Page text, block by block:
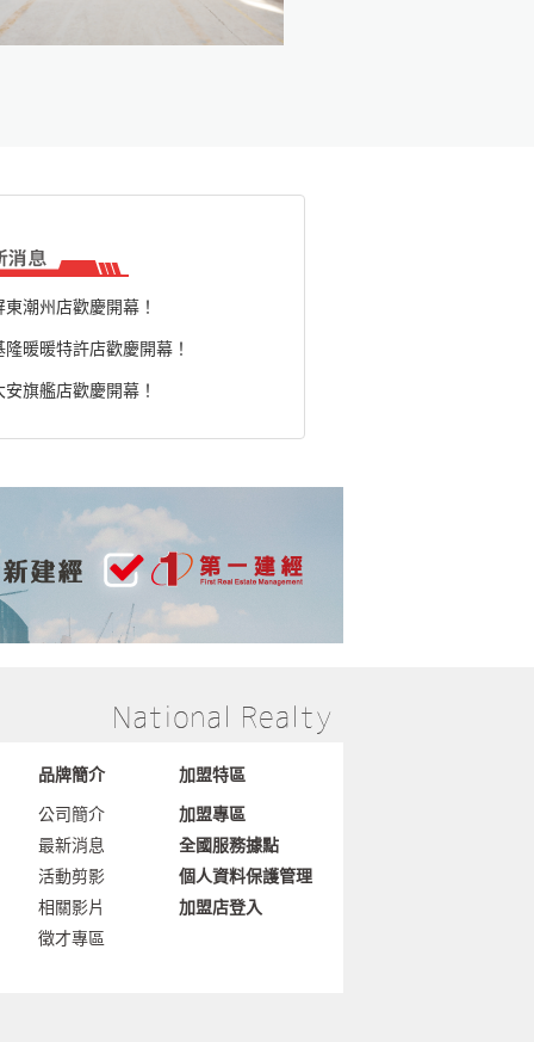
東潮州店歡慶開幕！
隆暖暖特許店歡慶開幕！
安旗艦店歡慶開幕！
品牌簡介
公司簡介
最新消息
活動剪影
相關影片
徵才專區
加盟特區
加盟專區
全國服務據點
個人資料保護管理
加盟店登入